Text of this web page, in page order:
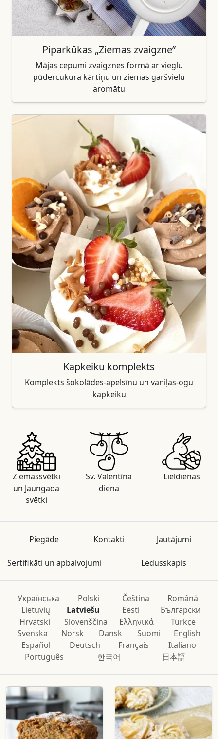
Piparkūkas „Ziemas zvaigzne”
Mājas cepumi zvaigznes formā ar vieglu
pūdercukura kārtiņu un ziemas garšvielu
aromātu
Kapkeiku komplekts
Komplekts šokolādes-apelsīnu un vaniļas-ogu
kapkeiku
Ziemassvētki
un Jaungada
svētki
Sv. Valentīna
diena
Lieldienas
Piegāde Kontakti Jautājumi
Sertifikāti un apbalvojumi Ledusskapis
Українська Polski Čeština
Română
Lietuvių
Latviešu Eesti
Български
Hrvatski
Slovenščina Ελληνικά
Türkçe
Svenska
Norsk Dansk Suomi
English
Español
Deutsch Français
Italiano
Português
한국어 日本語